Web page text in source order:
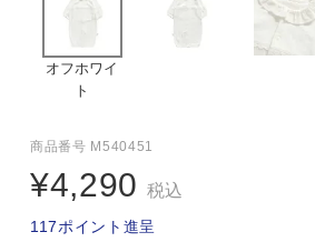
オフホワイ
ト
商品番号 M540451
¥4,290 税込
117ポイント進呈